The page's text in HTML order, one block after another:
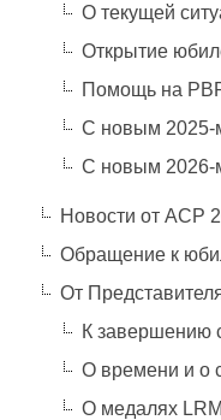
О текущей
Открытие
Помощь на
С новым 2025-
С новым 2026-
Новости от АСР
Обращение к
От
К завершению
О времени и о
О медалях LRM